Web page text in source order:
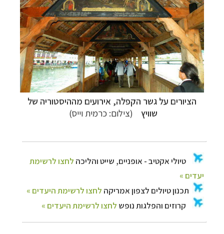
הציורים על גשר הקפלה, אירועים מההיסטוריה של
שוויץ (צילום: כרמית וייס)